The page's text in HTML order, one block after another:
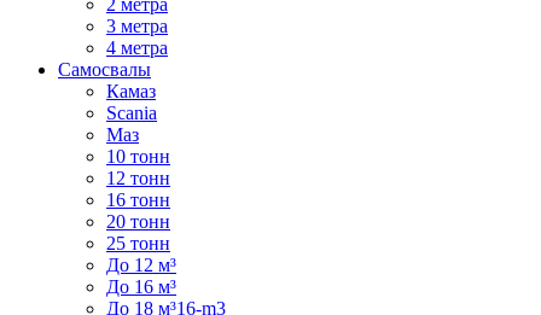
2 метра
3 метра
4 метра
Самосвалы
Камаз
Scania
Маз
10 тонн
12 тонн
16 тонн
20 тонн
25 тонн
До 12 м³
До 16 м³
До 18 м³16-m3